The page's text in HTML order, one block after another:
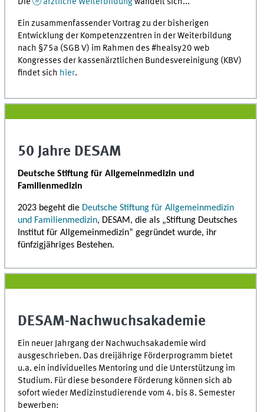
Die ärztliche Weiterbildung wandelt sich...
Ein zusammenfassender Vortrag zu der bisherigen
Entwicklung der Kompetenzzentren in der Weiterbildung
nach §75a (SGB V) im Rahmen des #healsy20 web
Kongresses der kassenärztlichen Bundesvereinigung (KBV)
findet sich hier.
50 Jahre DESAM
Deutsche Stiftung für Allgemeinmedizin und
Familienmedizin
2023 begeht die Deutsche Stiftung für Allgemeinmedizin
und Familienmedizin, DESAM, die als „Stiftung Deutsches
Institut für Allgemeinmedizin“ gegründet wurde, ihr
fünfzigjähriges Bestehen.
DESAM-Nachwuchsakademie
Ein neuer Jahrgang der Nachwuchsakademie wird
ausgeschrieben. Das dreijährige Förderprogramm bietet
u.a. ein individuelles Mentoring und die Unterstützung im
Studium. Für diese besondere Förderung können sich ab
sofort wieder Medizinstudierende vom 4. bis 8. Semester
bewerben: